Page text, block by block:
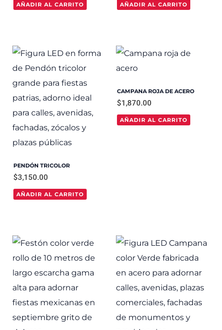
AÑADIR AL CARRITO AÑADIR AL CARRITO
PENDÓN TRICOLOR
$3,150.00
AÑADIR AL CARRITO
CAMPANA ROJA DE ACERO
$1,870.00
AÑADIR AL CARRITO